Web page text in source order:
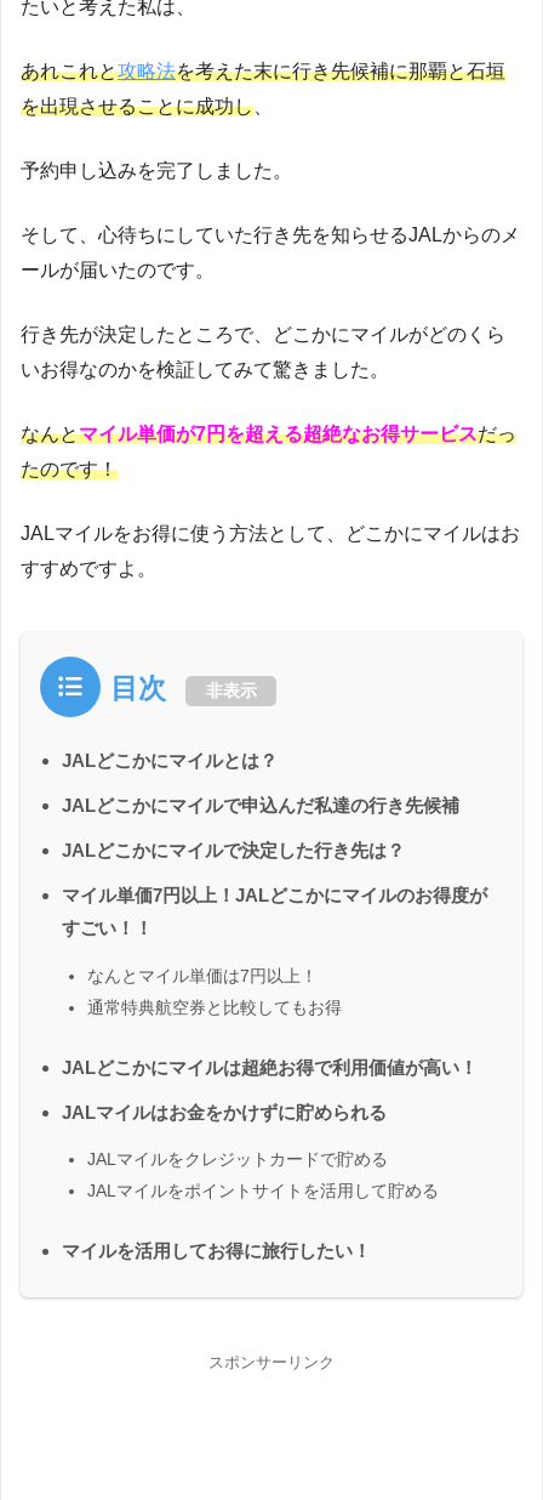
たいと考えた私は、
あれこれと攻略法を考えた末に行き先候補に那覇と石垣
を出現させることに成功し
予約申し込みを完了しました。
そして、心待ちにしていた行き先を知らせるJALからのメ
ールが届いたのです。
行き先が決定したところで、どこかにマイルがどのくら
いお得なのかを検証してみて驚きました。
なんとマイル単価が7円を超える超絶なお得サービスだっ
たのです！
JALマイルをお得に使う方法として、どこかにマイルはお
すすめですよ。
目次 非表示
JALどこかにマイルとは？
JALどこかにマイルで申込んだ私達の行き先候補
JALどこかにマイルで決定した行き先は？
マイル単価7円以上！JALどこかにマイルのお得度が
すごい！！
なんとマイル単価は7円以上！
通常特典航空券と比較してもお得
JALどこかにマイルは超絶お得で利用価値が高い！
JALマイルはお金をかけずに貯められる
JALマイルをクレジットカードで貯める
JALマイルをポイントサイトを活用して貯める
マイルを活用してお得に旅行したい！
スポンサーリンク